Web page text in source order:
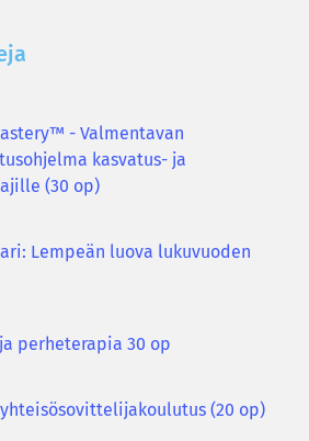
- Valmentavan
kasvatus- ja
(30 op)
Lempeän luova lukuvuoden
perheterapia 30 op
(20 op)